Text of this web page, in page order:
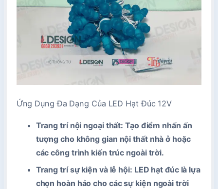
Ứng Dụng Đa Dạng Của LED Hạt Đúc 12V
Trang trí nội ngoại thất: Tạo điểm nhấn ấn
tượng cho không gian nội thất nhà ở hoặc
các công trình kiến trúc ngoài trời.
Trang trí sự kiện và lễ hội: LED hạt đúc là lựa
chọn hoàn hảo cho các sự kiện ngoài trời